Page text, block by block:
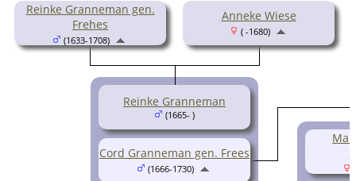
Reinke Granneman gen.
Frehes
(1633-1708)
Anneke Wiese
( -1680)
Reinke Granneman
(1665- )
Cord Granneman gen. Frees
(1666-1730)